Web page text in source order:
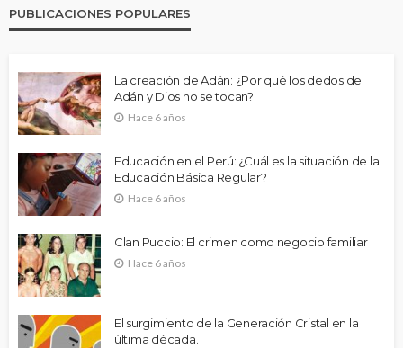
PUBLICACIONES POPULARES
La creación de Adán: ¿Por qué los dedos de
Adán y Dios no se tocan?
Hace 6 años
Educación en el Perú: ¿Cuál es la situación de la
Educación Básica Regular?
Hace 6 años
Clan Puccio: El crimen como negocio familiar
Hace 6 años
El surgimiento de la Generación Cristal en la
última década.